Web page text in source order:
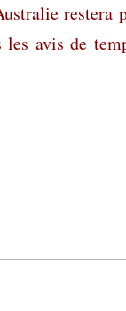
restera
avis de